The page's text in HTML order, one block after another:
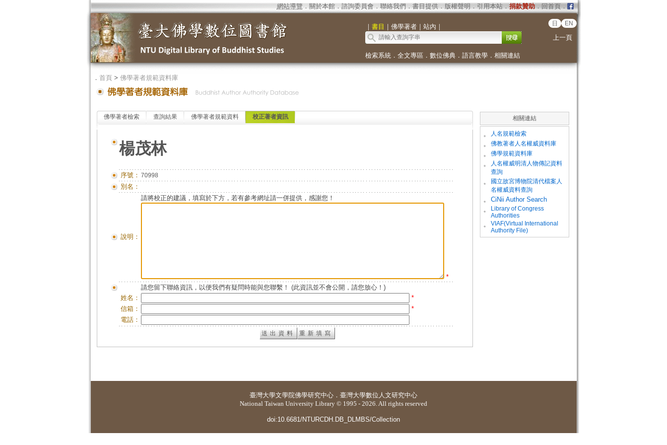
網站導覽 ． 關於本館． 諮詢委員會． 聯絡我們 ． 書目提供． 版權聲明 ． 引用本站． 捐款贊助．回首頁．
｜ 書目 ｜ 佛學著者｜ 站內 ｜ 日 EN
上一頁
檢索系統． 全文專區 ． 數位佛典． 語言教學． 相關連結
． 首頁> 佛學著者規範資料庫
佛學著者檢索 查詢結果 佛學著者規範資料 校正著者資訊
楊茂林
序號： 70998
別名：
說明：
請將校正的建議，填寫於下方，若有參考網址請一併提供，感謝您！
*
請您留下聯絡資訊，以便我們有疑問時能與您聯繫！ (此資訊並不會公開，請您放心！)
姓名：
*
信箱：
*
電話：
相關連結
。 人名規範檢索
。 佛教著者人名權威資料庫
。 佛學規範資料庫
。
人名權威明清人物傳記資料
查詢
。
國立故宮博物院清代檔案人
名權威資料查詢
。
CiNii Author Search
。
Library of Congress
Authorities
。
VIAF(Virtual International
Authority File)
臺灣大學文學院佛學研究中心 ． 臺灣大學數位人文研究中心
National Taiwan University Library © 1995 - 2026. All rights reserved
doi:10.6681/NTURCDH.DB_DLMBS/Collection